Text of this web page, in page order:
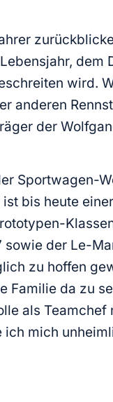
dem
wird.
der
Sportwagen-
bis heute
der Le-
zu hoffen
Familie da zu
als
mich